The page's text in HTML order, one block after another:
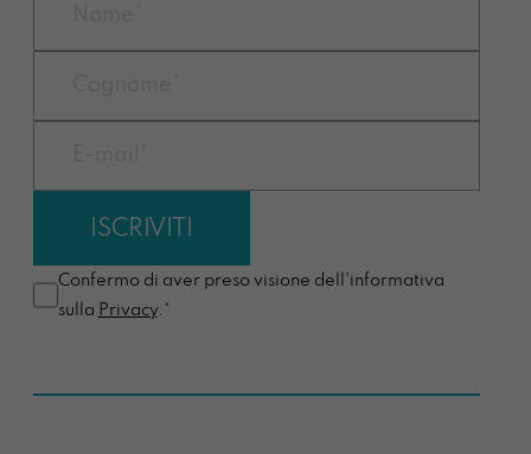
Confermo di aver preso visione dell'informativa
sulla Privacy.*